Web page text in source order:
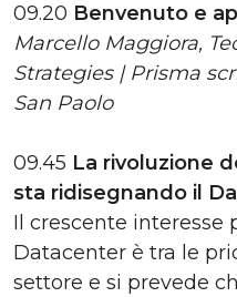
09.20 Benvenuto e
Marcello Maggiora,
Strategies | Prisma
San Paolo
09.45 La rivoluzione
sta ridisegnando il
Il crescente interesse
Datacenter è tra le
settore e si prevede